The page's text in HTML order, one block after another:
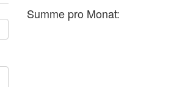
Summe pro Monat: